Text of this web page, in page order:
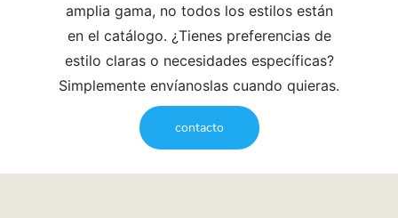
amplia gama, no todos los estilos están
en el catálogo. ¿Tienes preferencias de
estilo claras o necesidades específicas?
Simplemente envíanoslas cuando quieras.
contacto